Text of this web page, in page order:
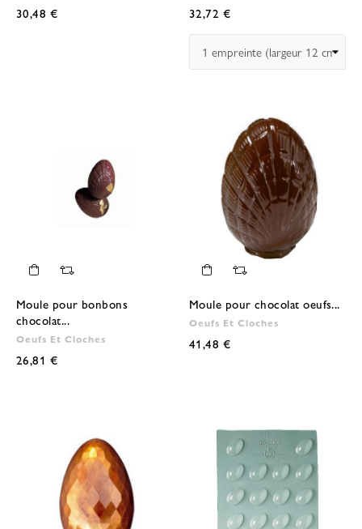
30,48 € 32,72 €
Moule pour bonbons
chocolat...
Oeufs Et Cloches
26,81 €
Moule pour chocolat oeufs...
Oeufs Et Cloches
41,48 €